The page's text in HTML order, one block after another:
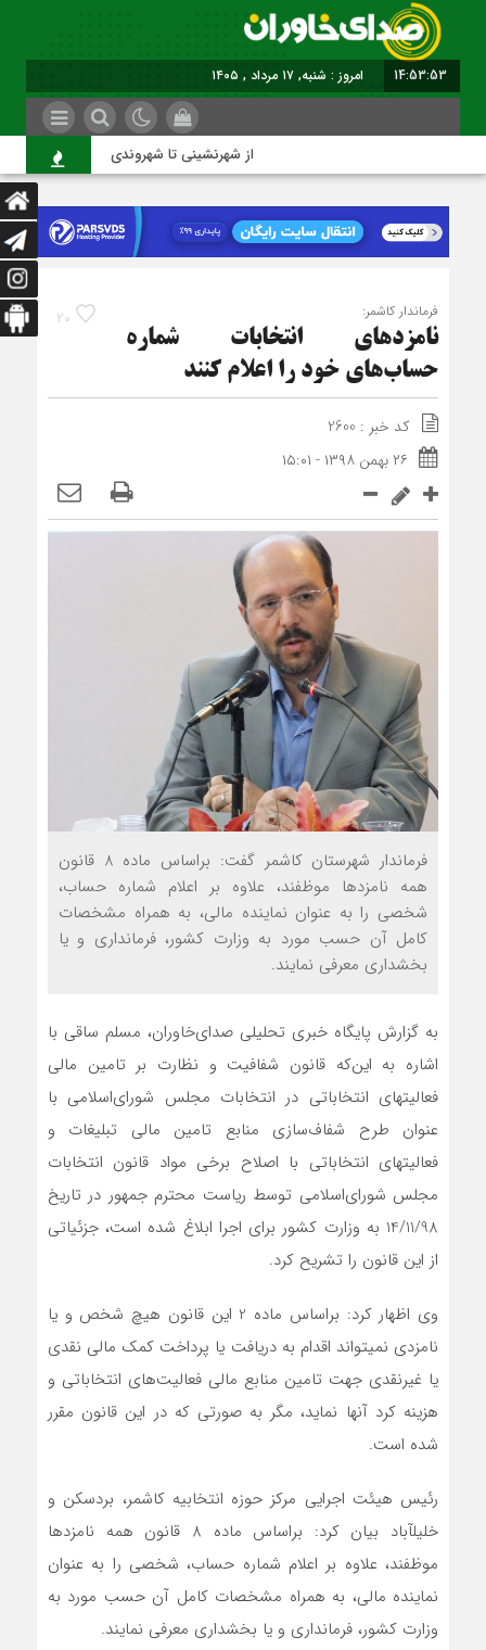
14:53:53 امروز : شنبه, ۱۷ مرداد , ۱۴۰۵
از شهرنشینی تا شهروندی
20 فرماندار کاشمر:
نامزدهای انتخابات شماره
حساب‌های خود را اعلام کنند
کد خبر : 2600
۲۶ بهمن ۱۳۹۸ - ۱۵:۰۱
فرماندار شهرستان کاشمر گفت: براساس ماده 8 قانون
همه نامزدها موظفند، علاوه بر اعلام شماره حساب،
شخصی را به عنوان نماینده مالی، به همراه مشخصات
کامل آن حسب مورد به وزارت کشور، فرمانداری و یا
بخشداری معرفی نمایند.
به گزارش پایگاه خبری تحلیلی صدای‌خاوران، مسلم ساقی با
اشاره به این‌که قانون شفافیت و نظارت بر تامین مالی
فعالیت‎های انتخاباتی در انتخابات مجلس شورای‌اسلامی با
عنوان طرح شفاف‌سازی منابع تامین مالی تبلیغات و
فعالیت‎های انتخاباتی با اصلاح برخی مواد قانون انتخابات
مجلس شورای‌اسلامی توسط ریاست محترم جمهور در تاریخ
14/11/98 به وزارت کشور برای اجرا ابلاغ شده است، جزئیاتی
از این قانون را تشریح کرد.
وی اظهار کرد: براساس ماده 2 این قانون هیچ شخص و یا
نامزدی نمی‎تواند اقدام به دریافت یا پرداخت کمک مالی نقدی
یا غیرنقدی جهت تامین منابع مالی فعالیت‌های انتخاباتی و
هزینه کرد آنها نماید، مگر به صورتی که در این قانون مقرر
شده است.
رئیس هیئت اجرایی مرکز حوزه انتخابیه کاشمر، بردسکن و
خلیل‎آباد بیان کرد: براساس ماده 8 قانون همه نامزدها
موظفند، علاوه بر اعلام شماره حساب، شخصی را به عنوان
نماینده مالی، به همراه مشخصات کامل آن حسب مورد به
وزارت کشور، فرمانداری و یا بخشداری معرفی نمایند.